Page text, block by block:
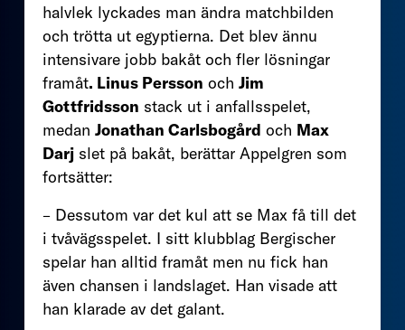
halvlek lyckades man ändra matchbilden
och trötta ut egyptierna. Det blev ännu
intensivare jobb bakåt och fler lösningar
framåt. Linus Persson och Jim
Gottfridsson stack ut i anfallsspelet,
medan Jonathan Carlsbogård och Max
Darj slet på bakåt, berättar Appelgren som
fortsätter:
– Dessutom var det kul att se Max få till det
i tvåvägsspelet. I sitt klubblag Bergischer
spelar han alltid framåt men nu fick han
även chansen i landslaget. Han visade att
han klarade av det galant.